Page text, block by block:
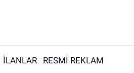
İLANLAR RESMİ REKLAM